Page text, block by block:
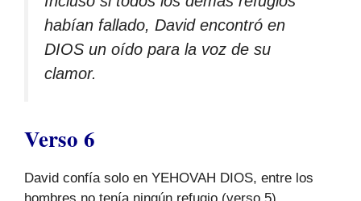
habían fallado, David encontró en
DIOS un oído para la voz de su
clamor.
Verso 6
David confía solo en YEHOVAH DIOS, entre los